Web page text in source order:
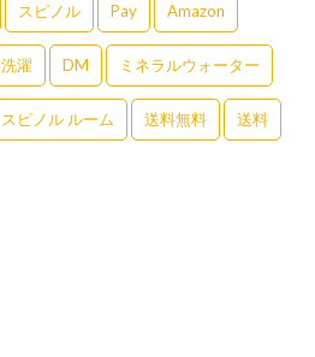
スピノル Pay Amazon
洗濯 DM ミネラルウォーター
スピノル ルーム 送料無料 送料